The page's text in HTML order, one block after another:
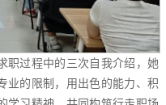
职过程中的三次自我介绍，她
业的限制，用出色的能力、积